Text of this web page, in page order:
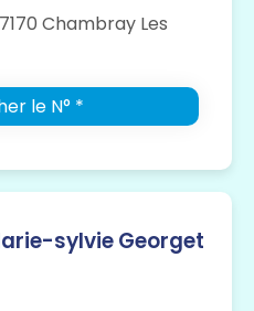
Chambray Les
le N° *
sylvie Georget